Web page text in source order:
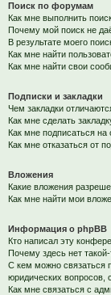
Поиск по форумам
Как мне выполнить
Почему мой поиск не
В результате моего
Как мне найти
Как мне найти свои
Подписки и закладки
Чем закладки
Как мне сделать
Как мне подписаться
Как мне отказаться от
Вложения
Какие вложения
Как мне найти мои
Информация о phpBB
Кто написал эту
Почему здесь нет
С кем можно связаться
юридических вопросов,
Как мне связаться с